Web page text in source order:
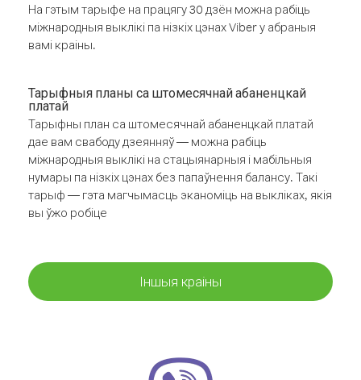
На гэтым тарыфе на працягу 30 дзён можна рабіць
міжнародныя выклікі па нізкіх цэнах Viber у абраныя
вамі краіны.
Тарыфныя планы са штомесячнай абаненцкай
платай
Тарыфны план са штомесячнай абаненцкай платай
дае вам свабоду дзеянняў — можна рабіць
міжнародныя выклікі на стацыянарныя і мабільныя
нумары па нізкіх цэнах без папаўнення балансу. Такі
тарыф — гэта магчымасць эканоміць на выкліках, якія
вы ўжо робіце
Іншыя краіны